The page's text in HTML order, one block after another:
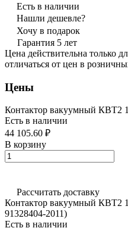
Есть в наличии
Нашли дешевле?
Хочу в подарок
Гарантия 5 лет
Цена действительна только
отличаться от цен в
Цены
Контактор вакуумный КВТ2
Есть в наличии
44 105.60 ₽
В корзину
Рассчитать доставку
Контактор вакуумный КВТ2
91328404-2011)
Есть в наличии